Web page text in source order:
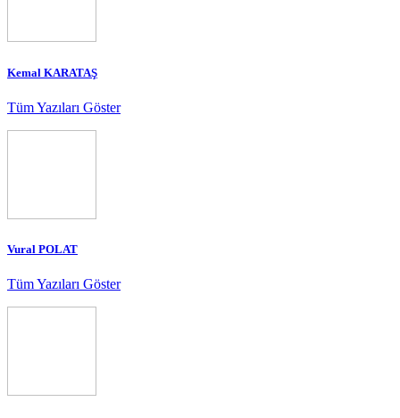
Kemal KARATAŞ
Tüm Yazıları Göster
Vural POLAT
Tüm Yazıları Göster